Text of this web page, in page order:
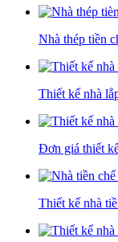
Nhà thép tiền
Thiết kế nhà
Đơn giá thiết
Thiết kế nhà